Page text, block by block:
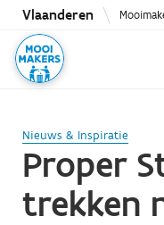
Overslaan
naar
inhoud
Vlaanderen
Nieuws & Inspiratie
Proper
trekken